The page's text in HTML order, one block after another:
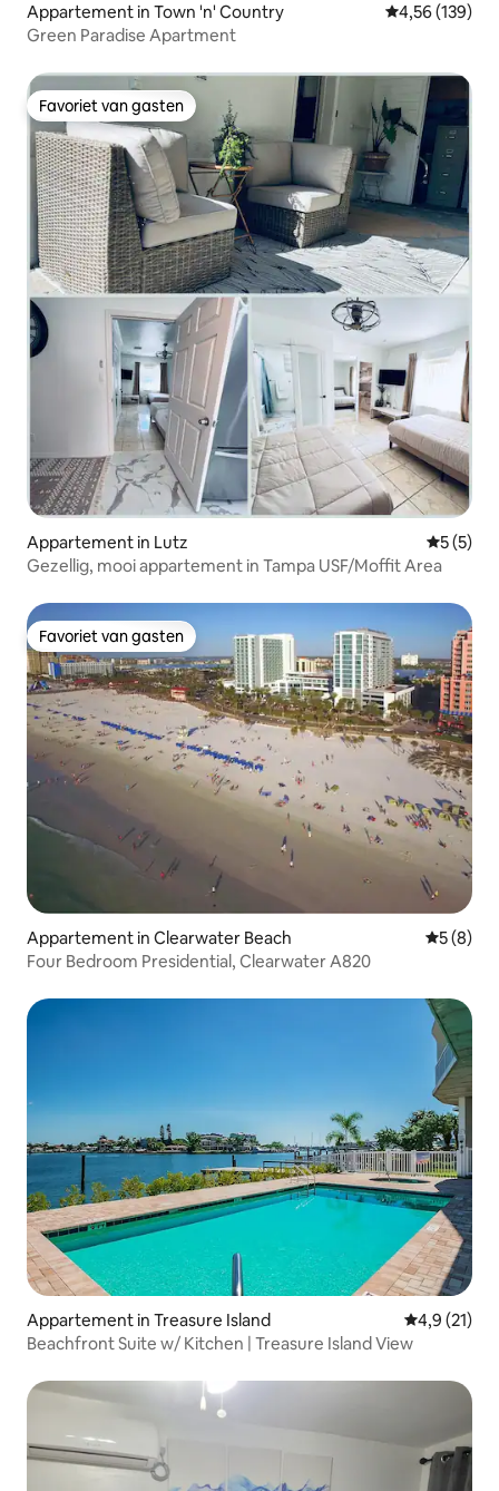
Appartement in Town 'n' Country Gemiddelde
4,56 (139)
Green Paradise Apartment
Favoriet van gasten
Favoriet van gasten
Appartement in Lutz
5 (5)
Gezellig, mooi appartement in Tampa USF/Moffit Area
Favoriet van gasten
Favoriet van gasten
Appartement in Clearwater Beach
5 (8)
Four Bedroom Presidential, Clearwater A820
Appartement in Treasure Island
4,9 (21)
Beachfront Suite w/ Kitchen | Treasure Island View